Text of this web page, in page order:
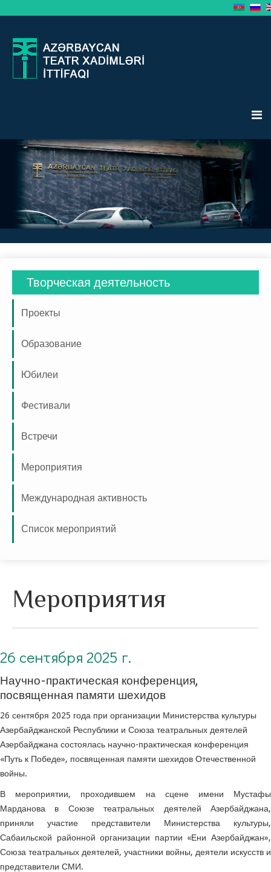
Творческая деятельность
Проекты
Образование
Юбилеи
Фестивали
Встречи
Мероприятия
Международная активность
Список мероприятий
Мероприятия
26 сентября 2025 г.
Научно-практическая конференция,
посвященная памяти шехидов
26 сентября 2025 года при организации Министерства культуры
Азербайджанской Республики и Союза театральных деятелей
Азербайджана состоялась научно-практическая конференция
«Путь к Победе», посвященная памяти шехидов Отечественной
войны.
В мероприятии, проходившем на сцене имени Мустафы
Марданова в Союзе театральных деятелей Азербайджана,
приняли участие представители Министерства культуры,
Сабаильской районной организации партии «Ени Азербайджан»,
Союза театральных деятелей, участники войны, деятели искусств и
представители СМИ.